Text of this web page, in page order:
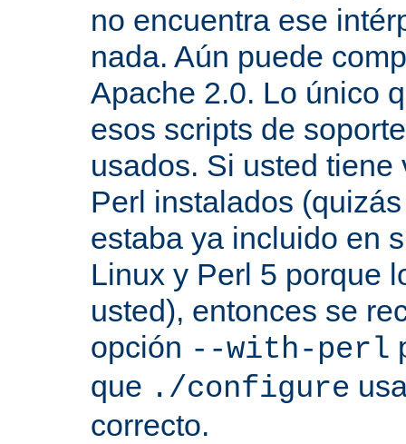
no encuentra ese
nada. Aún puede
Apache 2.0. Lo único
esos scripts de
usados. Si usted
Perl instalados
estaba ya incluido en
Linux y Perl 5 porque
usted), entonces se
opción --with-perl
que ./configure
correcto.